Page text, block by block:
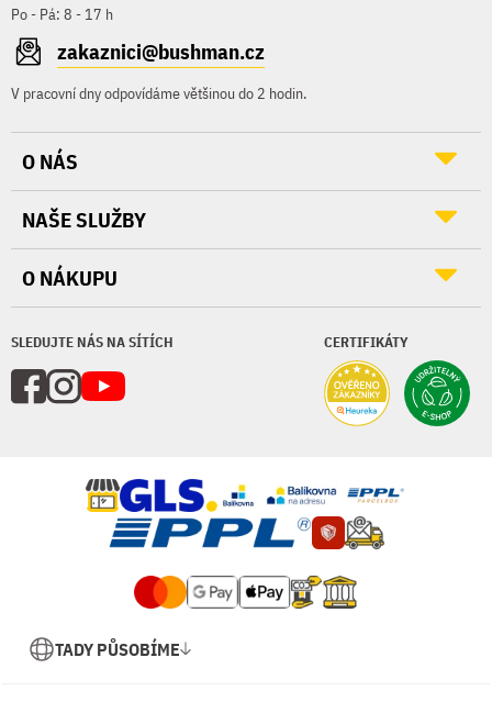
Po - Pá: 8 - 17 h
zakaznici@bushman.cz
V pracovní dny odpovídáme většinou do 2 hodin.
SLEDUJTE NÁS NA SÍTÍCH CERTIFIKÁTY
O NÁS
NAŠE SLUŽBY
O NÁKUPU
TADY PŮSOBÍME